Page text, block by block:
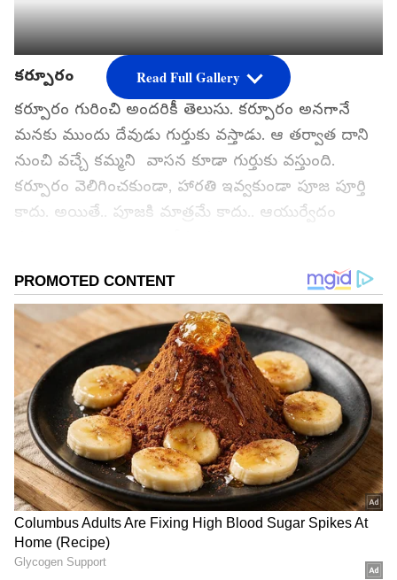
కర్పూరం
కర్పూరం గురించి అందరికీ తెలుసు. కర్పూరం అనగానే
మనకు ముందు దేవుడు గుర్తుకు వస్తాడు. ఆ తర్వాత దాని
నుంచి వచ్చే కమ్మని వాసన కూడా గుర్తుకు వస్తుంది.
కర్పూరం వెలిగించకుండా, హారతి ఇవ్వకుండా పూజ పూర్తి
కాదు. అయితే.. పూజకి మాత్రమే కాదు.. ఆయుర్వేదం
చాలా రకాల వ్యాధులను తగ్గించడంలో కర్పూరంను
ఉపయోగిస్తారని మీరు వినే ఉంటారు. కానీ... మనల్ని
రోజంతా తాజాగా ఉంచడానికీ, మన అందాన్ని పెంచడానికి
కూడా ఈ కర్పూరం పని చేస్తుందని మీకు తెలుసా?
అదెలాగో ఇప్పుడు మనం తెలుసుకుందాం..
గూగుల్‌లో ఆసక్తికరమైన సమాచారం కోసం ఏసియానెట్ తెలుగు
ను మీ ఫ్రిఫర్డ్ సోర్స్ గా ఎంచుకోండి
Read Full Gallery